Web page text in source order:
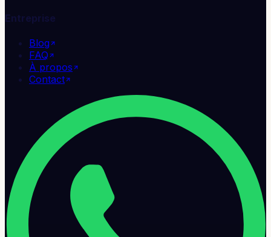
Entreprise
Blog
FAQ
À propos
Contact